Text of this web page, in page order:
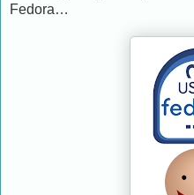
Fedora…